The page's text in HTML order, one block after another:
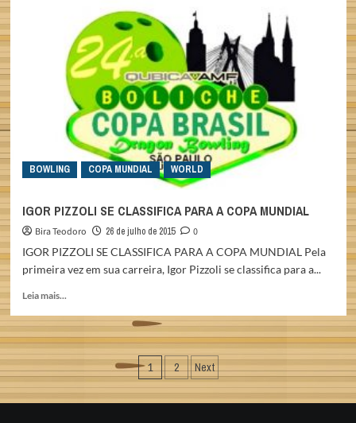
53.º
TORNEIO
DAS
AMÉRICAS
2015
BOWLING COPA MUNDIAL WORLD
IGOR PIZZOLI SE CLASSIFICA PARA A COPA MUNDIAL
Bira Teodoro 26 de julho de 2015
0
IGOR PIZZOLI SE CLASSIFICA PARA A COPA MUNDIAL Pela
primeira vez em sua carreira, Igor Pizzoli se classifica para a...
Leia mais...
about
IGOR
PIZZOLI
SE
CLASSIFICA
Paginação
de
1 2 Next